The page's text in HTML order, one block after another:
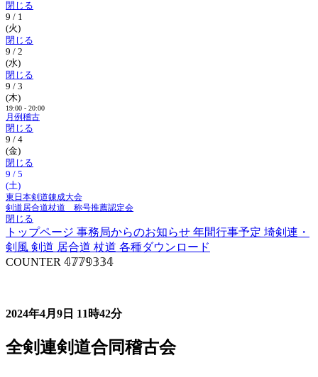
閉じる
9 / 1
(火)
閉じる
9 / 2
(水)
閉じる
9 / 3
(木)
19:00 - 20:00
月例稽古
閉じる
9 / 4
(金)
閉じる
9 / 5
(土)
東日本剣道錬成大会
剣道居合道杖道 称号推薦認定会
閉じる
トップページ 事務局からのお知らせ 年間行事予定 埼剣連・
剣風 剣道 居合道 杖道 各種ダウンロード
COUNTER 𝟜𝟟𝟟𝟡𝟛𝟛𝟜
2024年4月9日 11時42分
全剣連剣道合同稽古会